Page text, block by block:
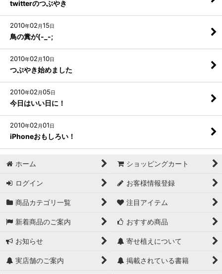
twitterのつぶやき
2010年02 月15日
鳥の糞が(-_-;
2010年02 月10日
つぶやき始めました
2010年02 月05日
今日はいい日に！
2010年02 月01日
iPhoneおもしろい！
ホーム ショッピングカート
ログイン お客様情報登録
商品カテゴリ一覧 注目アイテム
新着商品のご案内 おすすめ商品
お知らせ 寄せ植えについて
実店舗のご案内 掲載されている書籍